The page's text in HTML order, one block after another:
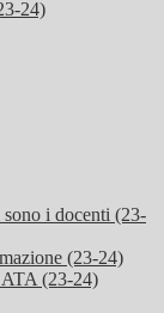
24)
i docenti (23-
(23-24)
ATA (23-24)